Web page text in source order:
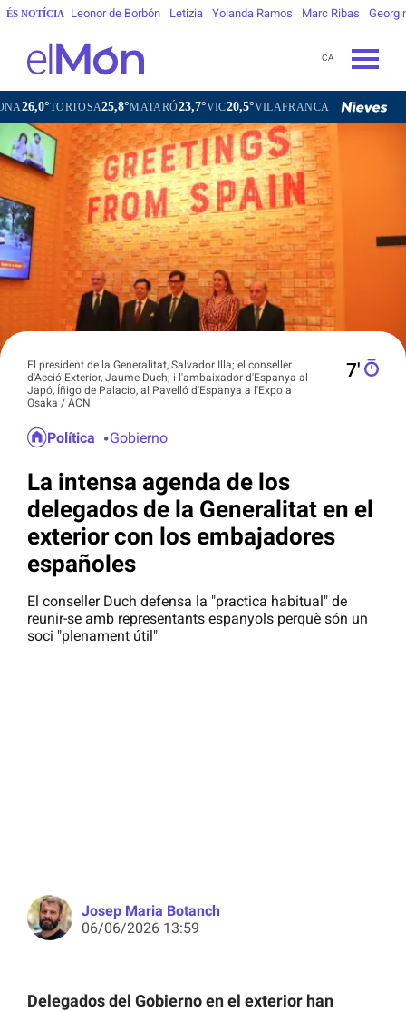
ÉS NOTÍCIA Leonor de Borbón Letizia Yolanda Ramos Marc Ribas
CA
25,8°MATARÓ23,7°VIC20,5°VILAFRANCA DEL PENEDÈS 21,9°
El president de la Generalitat, Salvador Illa; el conseller
d'Acció Exterior, Jaume Duch; i l'ambaixador d'Espanya al
Japó, Íñigo de Palacio, al Pavelló d'Espanya a l'Expo a
Osaka / ACN
7′
Política Gobierno
La intensa agenda de los
delegados de la Generalitat en el
exterior con los embajadores
españoles
El conseller Duch defensa la "practica habitual" de
reunir-se amb representants espanyols perquè són un
soci "plenament útil"
Josep Maria Botanch
06/06/2026 13:59
Delegados del Gobierno en el exterior han